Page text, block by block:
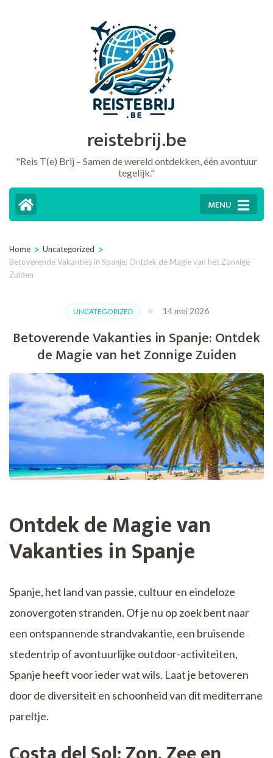
reistebrij.be
"Reis T(e) Brij – Samen de wereld ontdekken, één avontuur
tegelijk."
MENU
Home > Uncategorized >
Betoverende Vakanties in Spanje: Ontdek de Magie van het Zonnige
Zuiden
UNCATEGORIZED 14 mei 2026
Betoverende Vakanties in Spanje: Ontdek
de Magie van het Zonnige Zuiden
Ontdek de Magie van
Vakanties in Spanje
Spanje, het land van passie, cultuur en eindeloze
zonovergoten stranden. Of je nu op zoek bent naar
een ontspannende strandvakantie, een bruisende
stedentrip of avontuurlijke outdoor-activiteiten,
Spanje heeft voor ieder wat wils. Laat je betoveren
door de diversiteit en schoonheid van dit mediterrane
pareltje.